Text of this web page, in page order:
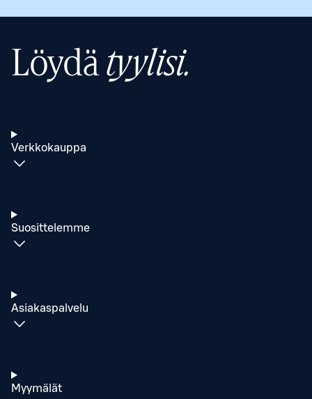
Löydätyylisi.
Verkkokauppa
Suosittelemme
Asiakaspalvelu
Myymälät